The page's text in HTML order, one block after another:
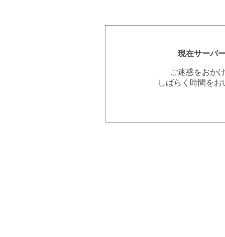
現在サーバ
ご迷惑をおか
しばらく時間を